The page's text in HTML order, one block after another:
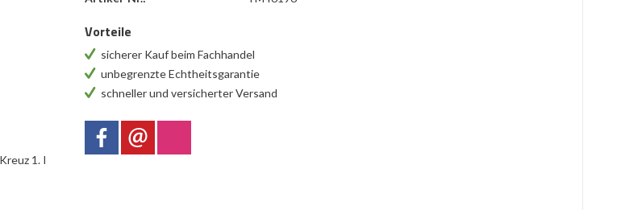
Vorteile
sicherer Kauf beim Fachhandel
unbegrenzte Echtheitsgarantie
schneller und versicherter Versand